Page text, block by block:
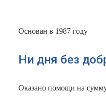
Основан в 1987 году
Ни дня без
Оказано помощи на